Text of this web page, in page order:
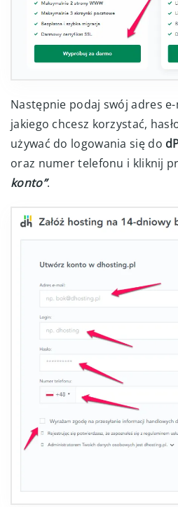
Następnie podaj swój adres
jakiego chcesz korzystać,
używać do logowania się do
oraz numer telefonu i kliknij
konto”.